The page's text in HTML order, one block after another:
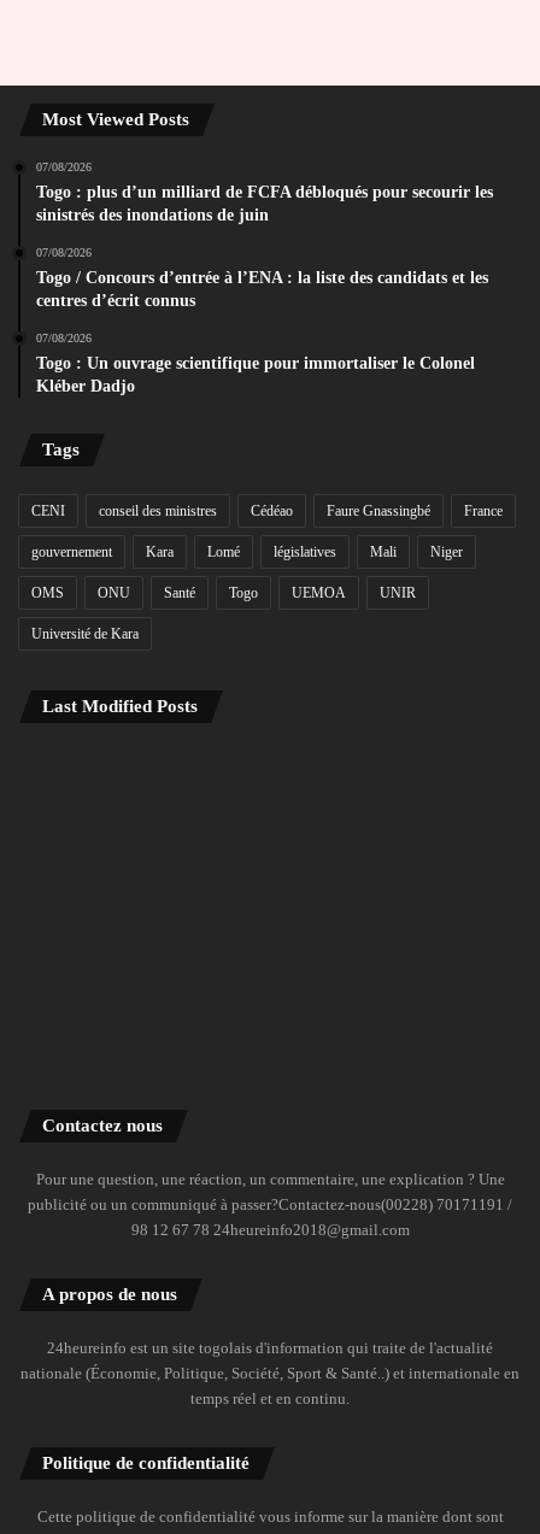
Most Viewed Posts
07/08/2026
Togo : plus d’un milliard de FCFA débloqués pour secourir les
sinistrés des inondations de juin
07/08/2026
Togo / Concours d’entrée à l’ENA : la liste des candidats et les
centres d’écrit connus
07/08/2026
Togo : Un ouvrage scientifique pour immortaliser le Colonel
Kléber Dadjo
Tags
CENI conseil des ministres Cédéao Faure Gnassingbé France
gouvernement Kara Lomé législatives Mali Niger
OMS ONU Santé Togo UEMOA UNIR
Université de Kara
Last Modified Posts
Contactez nous
Pour une question, une réaction, un commentaire, une explication ? Une
publicité ou un communiqué à passer?Contactez-nous(00228) 70171191 /
98 12 67 78 24heureinfo2018@gmail.com
A propos de nous
24heureinfo est un site togolais d'information qui traite de l'actualité
nationale (Économie, Politique, Société, Sport & Santé..) et internationale en
temps réel et en continu.
Politique de confidentialité
Cette politique de confidentialité vous informe sur la manière dont sont